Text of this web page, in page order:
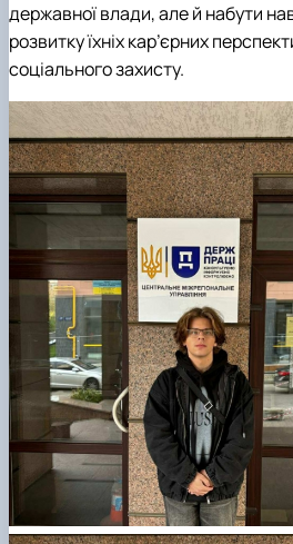
державної влади, але й набути
розвитку їхніх кар’єрних
соціального захисту.